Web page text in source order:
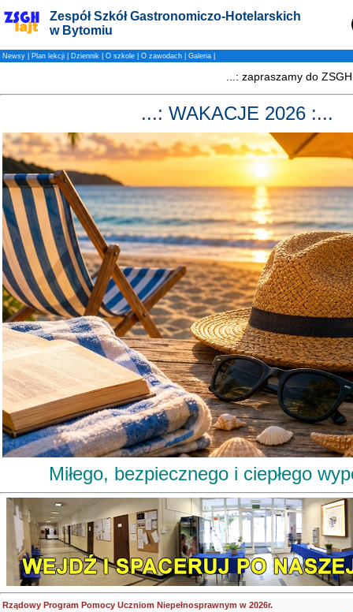
Zespół Szkół Gastronomiczo-Hotelarskich
w Bytomiu
Newsy Plan lekcji Dziennik O szkole O zawodach Galeria
...: WAKACJE 2026 :...
Miłego, bezpiecznego i ciepłego
Rządowy Program Pomocy Uczniom Niepełnosprawnym w 2026r.